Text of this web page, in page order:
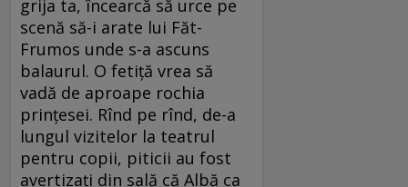
grija ta, încearcă să urce pe
scenă să-i arate lui Făt-
Frumos unde s-a ascuns
balaurul. O fetiţă vrea să
vadă de aproape rochia
prinţesei. Rînd pe rînd, de-a
lungul vizitelor la teatrul
pentru copii, piticii au fost
avertizaţi din sală că Albă ca